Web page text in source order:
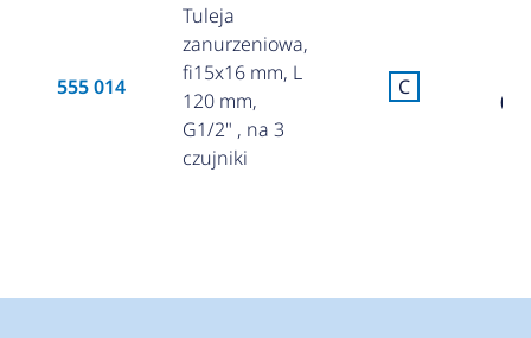
555 014
Tuleja
zanurzeniowa,
fi15x16 mm, L
120 mm,
G1/2" , na 3
czujniki
C